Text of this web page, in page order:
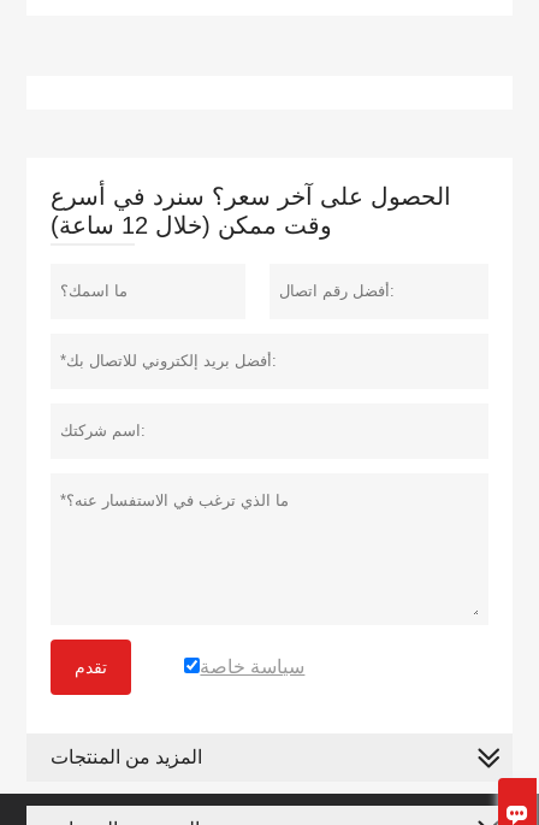

الحصول على آخر سعر؟ سنرد في أسرع
وقت ممكن (خلال 12 ساعة)
تقدم سياسة خاصة
المزيد من المنتجات